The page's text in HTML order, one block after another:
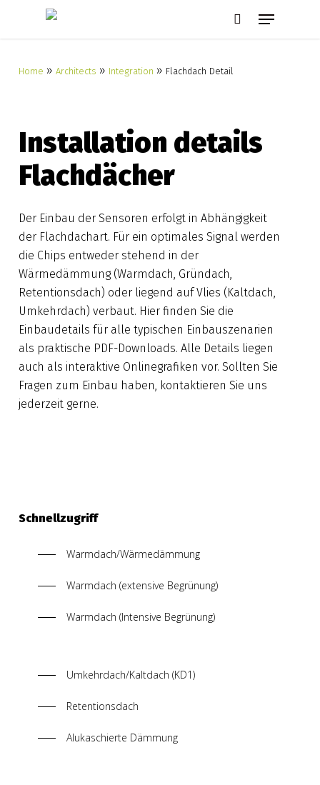
Menu
Home » Architects » Integration » Flachdach Detail
Installation details
Flachdächer
Der Einbau der Sensoren erfolgt in Abhängigkeit
der Flachdachart. Für ein optimales Signal werden
die Chips entweder stehend in der
Wärmedämmung (Warmdach, Gründach,
Retentionsdach) oder liegend auf Vlies (Kaltdach,
Umkehrdach) verbaut. Hier finden Sie die
Einbaudetails für alle typischen Einbauszenarien
als praktische PDF-Downloads. Alle Details liegen
auch als interaktive Onlinegrafiken vor. Sollten Sie
Fragen zum Einbau haben, kontaktieren Sie uns
jederzeit gerne.
Schnellzugriff
Warmdach/Wärmedämmung
Warmdach (extensive Begrünung)
Warmdach (Intensive Begrünung)
Umkehrdach/Kaltdach (KD1)
Retentionsdach
Alukaschierte Dämmung